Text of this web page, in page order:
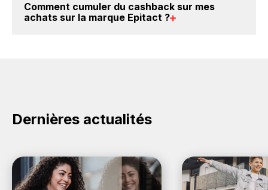
crédités sur votre cagnotte BackBackBack lorsque
vous achetez des produits de la marque Epitact sur
Comment cumuler du cashback sur mes
achats sur la marque Epitact ?
achat sur le site Epitact.
Dernières actualités